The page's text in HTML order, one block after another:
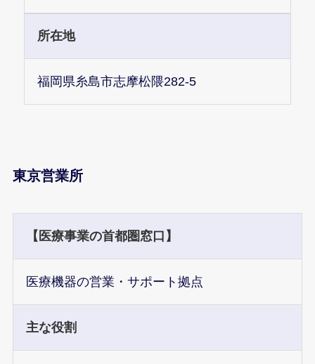
所在地
福岡県糸島市志摩松隈282-5
東京営業所
【医療事業の首都圏窓口】
医療機器の営業・サポート拠点
主な役割